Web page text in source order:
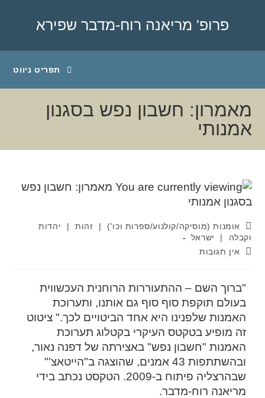
פרופ' מריאנה רוח-מדבר שפירא
תפריט ניווט
מאמרון: חשבון נפש בסגנון
אמנותי
אומנות (מוסיקה/קולנוע/ספרות וכו') | זהות |
יהדות
וקבלה
|
ישראל
אין תגובות
"ברוך השם – ההתעוררות הרוחנית העכשווית
בעולם תוקפת סוף סוף גם אותנו, ותערוכת
האמנות שלפנינו היא אחד הביטויים לכך." ציטוט
זה מופיע בטקטס העיקרי בקטלוג תערוכת
האמנות "חשבון נפש" באצירתה של דפנה נאור,
ובהשתתפות 43 אמנים, שהוצגה ב"הייטאצ'"
שבהרצליה פיתוח ב-2009. הטקסט נכתב בידי
מריאנה רוח-מדבר.